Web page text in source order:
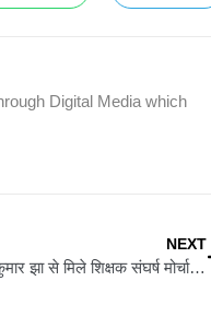
Digital Media which
NEXT
Siwan News: डीपीओ स्थापना रजनीश कुमार झा से मिले शिक्षक संघर्ष मोर्चा के प्रतिनिधि